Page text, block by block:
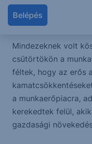
Belépés
gazdaságban, amit
fejlődése és
Mindezeknek volt
csütörtökön a
féltek, hogy az erős
a munkaerőpiacra,
kerekedtek felül,
gazdasági